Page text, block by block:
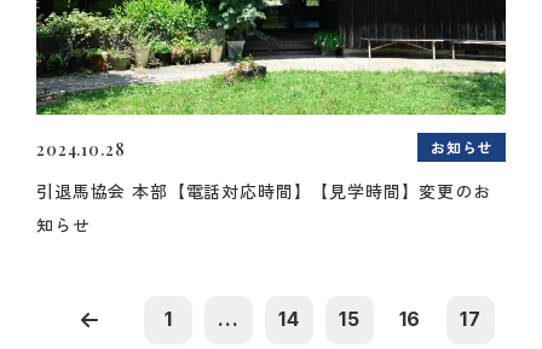
2024.10.28 お知らせ
引退馬協会 本部【電話対応時間】【見学時間】変更のお
知らせ
1 ... 14 15 16 17